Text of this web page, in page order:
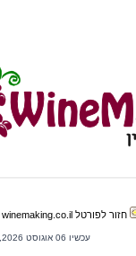
חזור לפורטל winemaking.co.il
עכשיו 06 אוגוסט 2026, 16:20